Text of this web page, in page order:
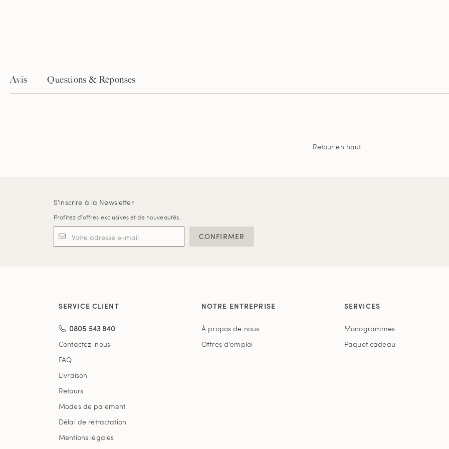
Avis Questions & Réponses
Retour en haut
S'inscrire à la Newsletter
Profitez d'offres exclusives et de nouveautés.
CONFIRMER
SERVICE CLIENT
0805 543 840
Contactez-nous
FAQ
Livraison
Retours
Modes de paiement
Délai de rétractation
Mentions légales
NOTRE ENTREPRISE
À propos de nous
Offres d'emploi
SERVICES
Monogrammes
Paquet cadeau